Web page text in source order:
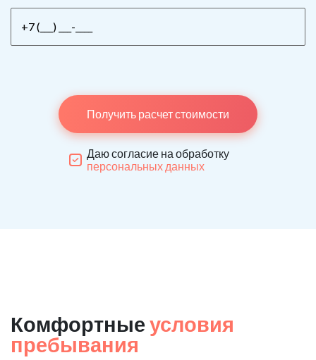
Получить расчет стоимости
Даю согласие на обработку
персональных данных
Комфортные условия
пребывания